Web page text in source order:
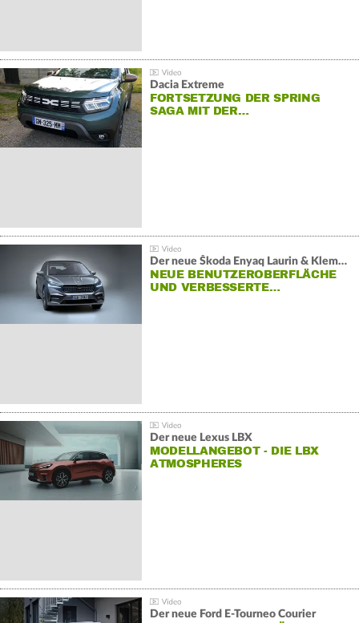
Dacia Extreme
FORTSETZUNG DER SPRING
SAGA MIT DER…
Der neue Škoda Enyaq Laurin & Klement
NEUE BENUTZEROBERFLÄCHE
UND VERBESSERTE…
Der neue Lexus LBX
MODELLANGEBOT - DIE LBX
ATMOSPHERES
Der neue Ford E-Tourneo Courier